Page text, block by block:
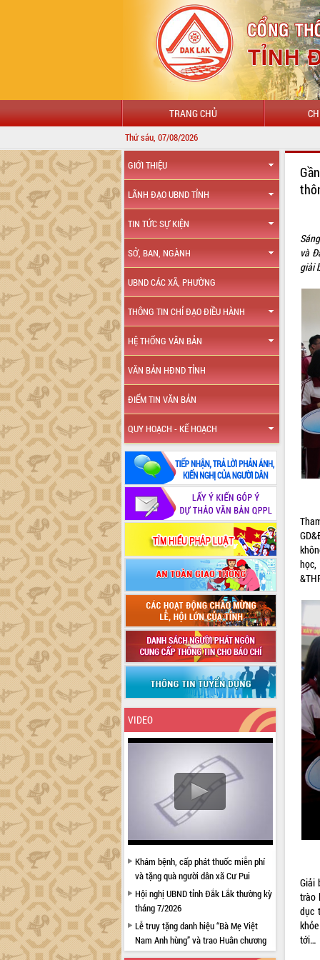
TRANG CHỦ
Thứ sáu, 07/08/2026
GIỚI THIỆU
LÃNH ĐẠO UBND TỈNH
TIN TỨC SỰ KIỆN
SỞ, BAN, NGÀNH
UBND CÁC XÃ, PHƯỜNG
THÔNG TIN CHỈ ĐẠO ĐIỀU HÀNH
HỆ THỐNG VĂN BẢN
VĂN BẢN HĐND TỈNH
ĐIỂM TIN VĂN BẢN
QUY HOẠCH - KẾ HOẠCH
VIDEO
Khám bệnh, cấp phát thuốc miễn phí
và tặng quà người dân xã Cư Pui
Hội nghị UBND tỉnh Đắk Lắk thường kỳ
tháng 7/2026
Lễ truy tặng danh hiệu “Bà Mẹ Việt
Nam Anh hùng” và trao Huân chương
Lao động
và
giải
học,
Giải
trào
dục
tới…